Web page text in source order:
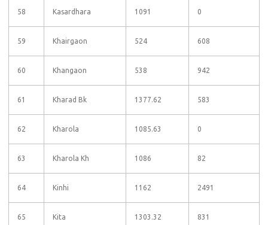
58 Kasardhara 1091 0
59 Khairgaon 524 608
60 Khangaon 538 942
61 Kharad Bk 1377.62 583
62 Kharola 1085.63 0
63 Kharola Kh 1086 82
64 Kinhi 1162 2491
65 Kita 1303.32 831